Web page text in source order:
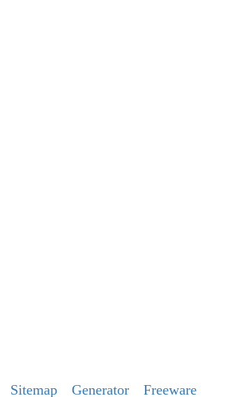
Generator Freeware